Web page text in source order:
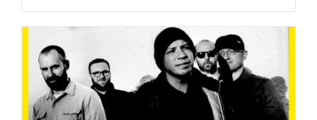
在過去半年已經辦過多次不同形式活動，閱讀全
文 "成立半年沒倒閉值得慶祝！Sweaty &
Cramped 邀 15 組樂團來場馬拉松演出"